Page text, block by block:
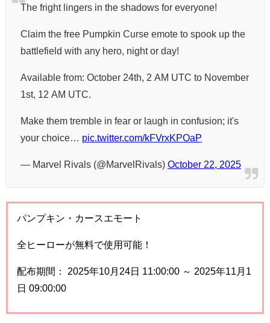
The fright lingers in the shadows for everyone!
Claim the free Pumpkin Curse emote to spook up the
battlefield with any hero, night or day!
Available from: October 24th, 2 AM UTC to November
1st, 12 AM UTC.
Make them tremble in fear or laugh in confusion; it's
your choice… pic.twitter.com/kFVrxKPOaP
— Marvel Rivals (@MarvelRivals) October 22, 2025
パンプキン・カースエモート
全ヒーローが無料で使用可能！
配布期間： 2025年10月24日 11:00:00 ～ 2025年11月1
日 09:00:00